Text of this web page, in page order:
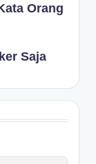
Orang
Saja